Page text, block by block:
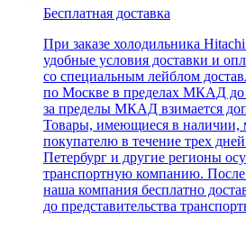
Бесплатная доставка
При заказе холодильника
удобные условия доставки и
со специальным лейблом
по Москве в пределах МКАД до
за пределы МКАД взимается
Товары, имеющиеся в наличии,
покупателю в течение трех
Петербург и другие регионы
транспортную компанию.
наша компания бесплатно
до представительства